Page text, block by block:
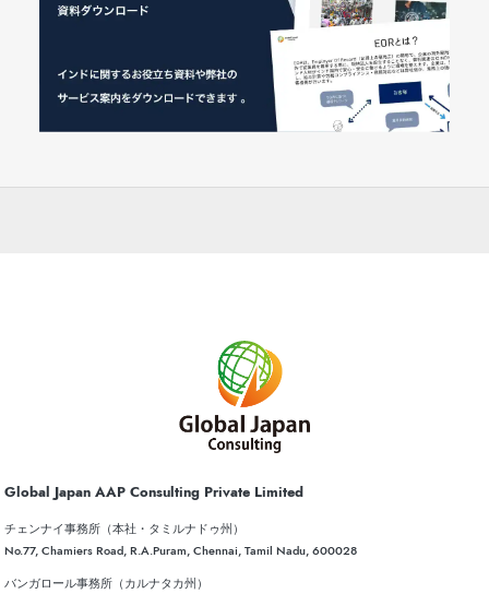
Global Japan AAP Consulting Private Limited
チェンナイ事務所（本社・タミルナドゥ州）
No.77, Chamiers Road, R.A.Puram, Chennai, Tamil Nadu, 600028
バンガロール事務所（カルナタカ州）